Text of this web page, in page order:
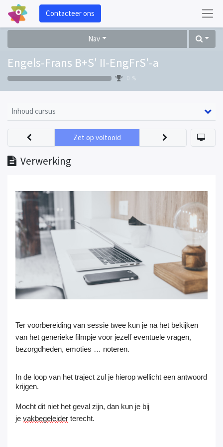
Contacteer ons
Nav
Engels-Frans B+S' II-EngFrS'-a
0 %
Inhoud cursus
Verwerking
Zet op voltooid
Ter voorbereiding van sessie twee kun je na het bekijken
van het generieke filmpje voor jezelf eventuele vragen,
bezorgdheden, emoties … noteren.
In de loop van het traject zul je hierop wellicht een antwoord
krijgen.
Mocht dit niet het geval zijn, dan kun je bij
je vakbegeleider terecht.